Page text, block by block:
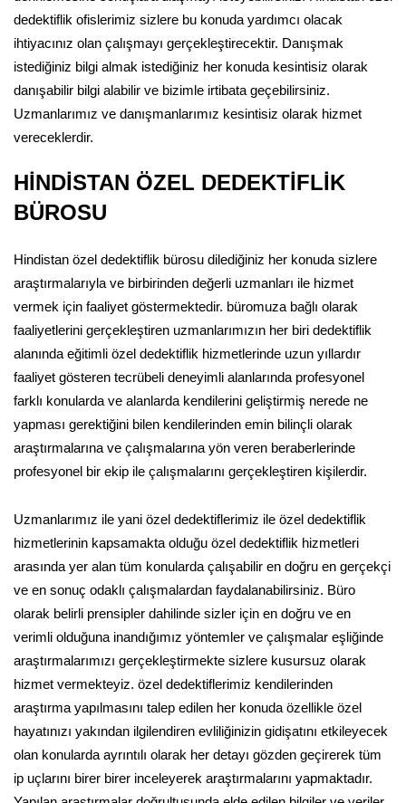
dedektiflik ofislerimiz sizlere bu konuda yardımcı olacak
ihtiyacınız olan çalışmayı gerçekleştirecektir. Danışmak
istediğiniz bilgi almak istediğiniz her konuda kesintisiz olarak
danışabilir bilgi alabilir ve bizimle irtibata geçebilirsiniz.
Uzmanlarımız ve danışmanlarımız kesintisiz olarak hizmet
vereceklerdir.
HİNDİSTAN ÖZEL DEDEKTİFLİK
BÜROSU
Hindistan özel dedektiflik bürosu dilediğiniz her konuda sizlere
araştırmalarıyla ve birbirinden değerli uzmanları ile hizmet
vermek için faaliyet göstermektedir. büromuza bağlı olarak
faaliyetlerini gerçekleştiren uzmanlarımızın her biri dedektiflik
alanında eğitimli özel dedektiflik hizmetlerinde uzun yıllardır
faaliyet gösteren tecrübeli deneyimli alanlarında profesyonel
farklı konularda ve alanlarda kendilerini geliştirmiş nerede ne
yapması gerektiğini bilen kendilerinden emin bilinçli olarak
araştırmalarına ve çalışmalarına yön veren beraberlerinde
profesyonel bir ekip ile çalışmalarını gerçekleştiren kişilerdir.
Uzmanlarımız ile yani özel dedektiflerimiz ile özel dedektiflik
hizmetlerinin kapsamakta olduğu özel dedektiflik hizmetleri
arasında yer alan tüm konularda çalışabilir en doğru en gerçekçi
ve en sonuç odaklı çalışmalardan faydalanabilirsiniz. Büro
olarak belirli prensipler dahilinde sizler için en doğru ve en
verimli olduğuna inandığımız yöntemler ve çalışmalar eşliğinde
araştırmalarımızı gerçekleştirmekte sizlere kusursuz olarak
hizmet vermekteyiz. özel dedektiflerimiz kendilerinden
araştırma yapılmasını talep edilen her konuda özellikle özel
hayatınızı yakından ilgilendiren evliliğinizin gidişatını etkileyecek
olan konularda ayrıntılı olarak her detayı gözden geçirerek tüm
ip uçlarını birer birer inceleyerek araştırmalarını yapmaktadır.